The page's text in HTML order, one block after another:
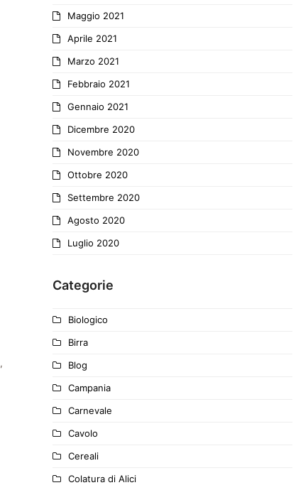
,
Maggio 2021
Aprile 2021
Marzo 2021
Febbraio 2021
Gennaio 2021
Dicembre 2020
Novembre 2020
Ottobre 2020
Settembre 2020
Agosto 2020
Luglio 2020
Categorie
Biologico
Birra
Blog
Campania
Carnevale
Cavolo
Cereali
Colatura di Alici